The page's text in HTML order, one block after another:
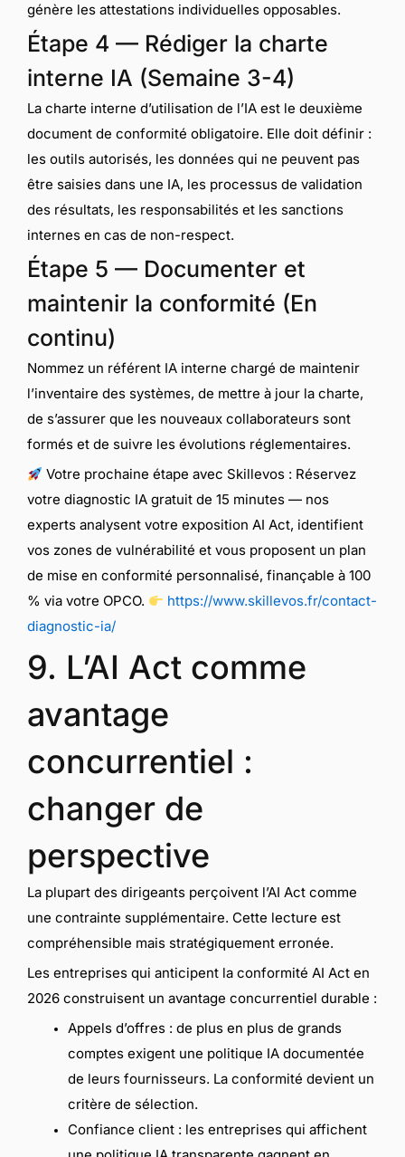
génère les attestations individuelles opposables.
Étape 4 — Rédiger la charte
interne IA (Semaine 3-4)
La charte interne d’utilisation de l’IA est le deuxième
document de conformité obligatoire. Elle doit définir :
les outils autorisés, les données qui ne peuvent pas
être saisies dans une IA, les processus de validation
des résultats, les responsabilités et les sanctions
internes en cas de non-respect.
Étape 5 — Documenter et
maintenir la conformité (En
continu)
Nommez un référent IA interne chargé de maintenir
l’inventaire des systèmes, de mettre à jour la charte,
de s’assurer que les nouveaux collaborateurs sont
formés et de suivre les évolutions réglementaires.
Votre prochaine étape avec Skillevos : Réservez
votre diagnostic IA gratuit de 15 minutes — nos
experts analysent votre exposition AI Act, identifient
vos zones de vulnérabilité et vous proposent un plan
de mise en conformité personnalisé, finançable à 100
% via votre OPCO.
https://www.skillevos.fr/contact-
diagnostic-ia/
9. L’AI Act comme
avantage
concurrentiel :
changer de
perspective
La plupart des dirigeants perçoivent l’AI Act comme
une contrainte supplémentaire. Cette lecture est
compréhensible mais stratégiquement erronée.
Les entreprises qui anticipent la conformité AI Act en
2026 construisent un avantage concurrentiel durable :
Appels d’offres : de plus en plus de grands
comptes exigent une politique IA documentée
de leurs fournisseurs. La conformité devient un
critère de sélection.
Confiance client : les entreprises qui affichent